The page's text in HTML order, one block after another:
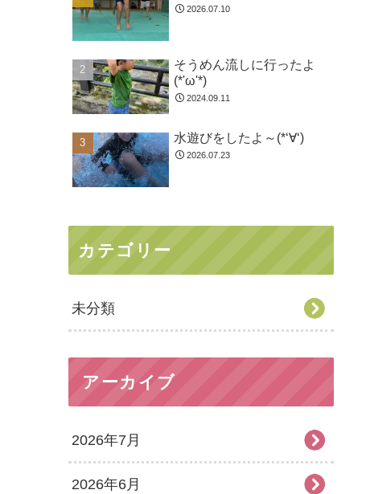
2026.07.10
そうめん流しに行ったよ
(*'ω'*)
2024.09.11
水遊びをしたよ～(*‘∀‘)
2026.07.23
カテゴリー
未分類
アーカイブ
2026年7月
2026年6月